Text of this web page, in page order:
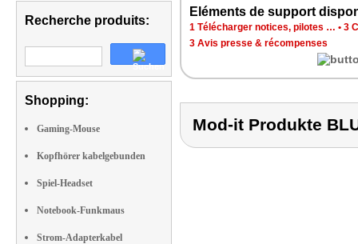
Recherche produits:
Shopping:
Gaming-Mouse
Kopfhörer kabelgebunden
Spiel-Headset
Notebook-Funkmaus
Strom-Adapterkabel
Eléments de support
1 Télécharger notices, pilotes … • 3
3 Avis presse & récompenses
Mod-it Produkte